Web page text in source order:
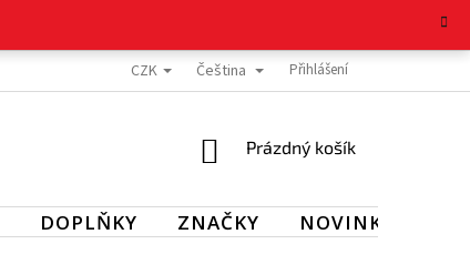
REKLAMAČNÍ ŘÁD OCHRANA OSOBNÍCH ÚDAJŮ
CZK Čeština Přihlášení
NÁKUPNÍ
Prázdný košík
DOPLŇKY ZNAČKY NOVINKY